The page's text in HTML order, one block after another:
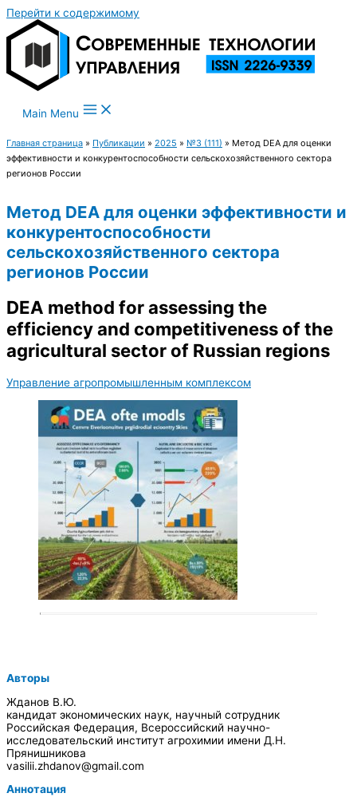
Перейти к содержимому
Main Menu
Главная страница » Публикации » 2025 » №3 (111) » Метод DEA для оценки
эффективности и конкурентоспособности сельскохозяйственного сектора
регионов России
Метод DEA для оценки эффективности и
конкурентоспособности
сельскохозяйственного сектора
регионов России
DEA method for assessing the
efficiency and competitiveness of the
agricultural sector of Russian regions
Управление агропромышленным комплексом
Авторы
Жданов В.Ю.
кандидат экономических наук, научный сотрудник
Российская Федерация, Всероссийский научно-
исследовательский институт агрохимии имени Д.Н.
Прянишникова
vasilii.zhdanov@gmail.com
Аннотация